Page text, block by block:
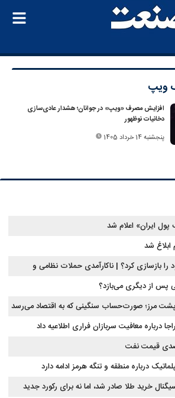
ویپ
افزایش مصرف «ویپ» در جوانان؛ هشدار عادی‌سازی
دخانیات نوظهور
پنجشنبه 14 خرداد 1405
ایران» اعلام شد
شد
بازسازی کرد؟ | ناکارآمدی حملات نظامی و
منطقه‌ای ایران
پس از دیگری می‌بازد؟
پشت مرز؛ صورت‌حساب سنگینی که به اقتصاد می‌رسد
درباره معافیت سربازان فراری اطلاعیه داد
قیمت نفت
درباره منطقه و تنگه هرمز ادامه دارد
خرید طلا صادر شد، اما نه برای رکورد جدید